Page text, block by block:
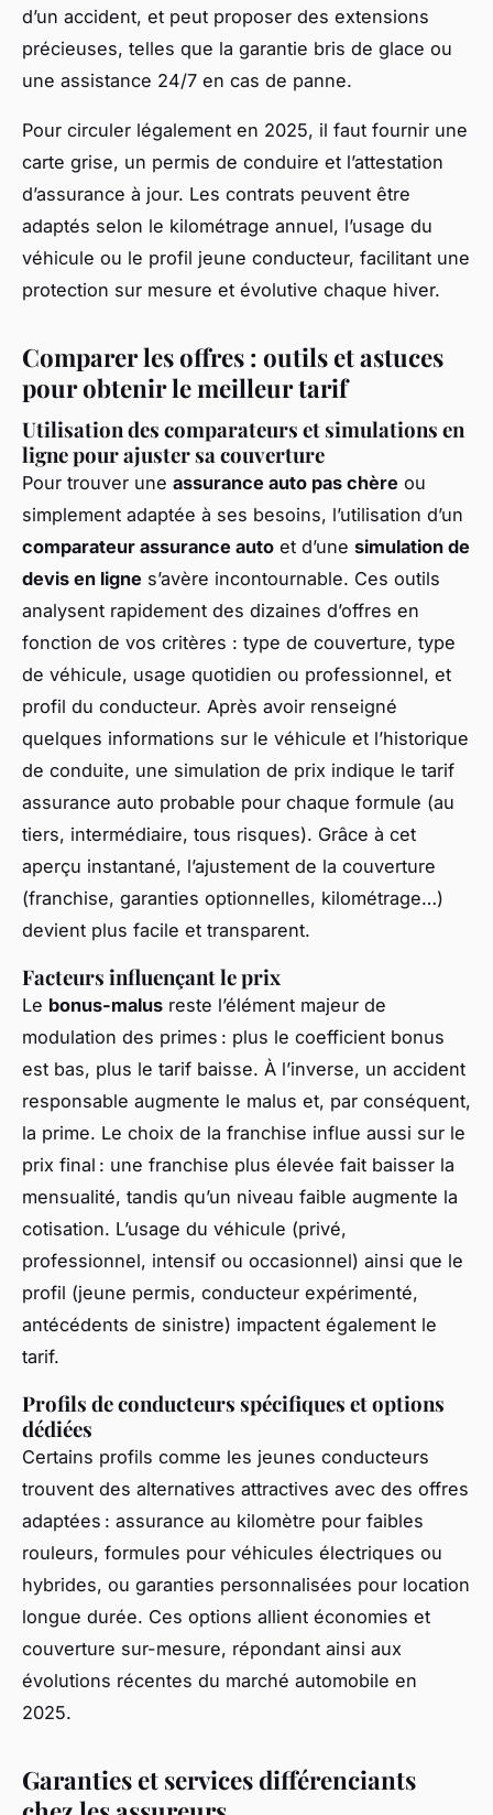
d’un accident, et peut proposer des extensions
précieuses, telles que la garantie bris de glace ou
une assistance 24/7 en cas de panne.
Pour circuler légalement en 2025, il faut fournir une
carte grise, un permis de conduire et l’attestation
d’assurance à jour. Les contrats peuvent être
adaptés selon le kilométrage annuel, l’usage du
véhicule ou le profil jeune conducteur, facilitant une
protection sur mesure et évolutive chaque hiver.
Comparer les offres : outils et astuces
pour obtenir le meilleur tarif
Utilisation des comparateurs et simulations en
ligne pour ajuster sa couverture
Pour trouver une assurance auto pas chère ou
simplement adaptée à ses besoins, l’utilisation d’un
comparateur assurance auto et d’une simulation de
devis en ligne s’avère incontournable. Ces outils
analysent rapidement des dizaines d’offres en
fonction de vos critères : type de couverture, type
de véhicule, usage quotidien ou professionnel, et
profil du conducteur. Après avoir renseigné
quelques informations sur le véhicule et l’historique
de conduite, une simulation de prix indique le tarif
assurance auto probable pour chaque formule (au
tiers, intermédiaire, tous risques). Grâce à cet
aperçu instantané, l’ajustement de la couverture
(franchise, garanties optionnelles, kilométrage…)
devient plus facile et transparent.
Facteurs influençant le prix
Le bonus-malus reste l’élément majeur de
modulation des primes : plus le coefficient bonus
est bas, plus le tarif baisse. À l’inverse, un accident
responsable augmente le malus et, par conséquent,
la prime. Le choix de la franchise influe aussi sur le
prix final : une franchise plus élevée fait baisser la
mensualité, tandis qu’un niveau faible augmente la
cotisation. L’usage du véhicule (privé,
professionnel, intensif ou occasionnel) ainsi que le
profil (jeune permis, conducteur expérimenté,
antécédents de sinistre) impactent également le
tarif.
Profils de conducteurs spécifiques et options
dédiées
Certains profils comme les jeunes conducteurs
trouvent des alternatives attractives avec des offres
adaptées : assurance au kilomètre pour faibles
rouleurs, formules pour véhicules électriques ou
hybrides, ou garanties personnalisées pour location
longue durée. Ces options allient économies et
couverture sur-mesure, répondant ainsi aux
évolutions récentes du marché automobile en
2025.
Garanties et services différenciants